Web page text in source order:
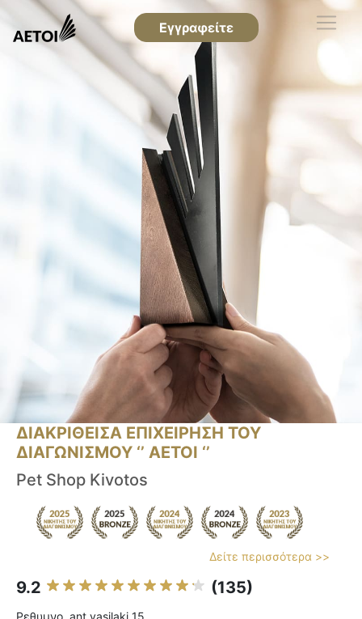
Εγγραφείτε
ΔΙΑΚΡΙΘΕΙΣΑ ΕΠΙΧΕΙΡΗΣΗ ΤΟΥ
ΔΙΑΓΩΝΙΣΜΟΥ ‘’ ΑΕΤΟΙ ‘’
Pet Shop Kivotos
Δείτε περισσότερα >>
9.2 (135)
Ρεθυμνο, ant.vasilaki 15